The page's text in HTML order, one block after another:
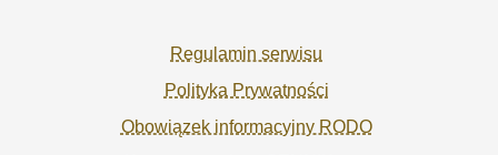
Regulamin serwisu
Polityka Prywatności
Obowiązek informacyjny RODO